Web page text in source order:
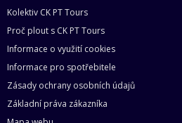
Kolektiv CK PT Tours
Proč plout s CK PT Tours
Informace o využití cookies
Informace pro spotřebitele
Zásady ochrany osobních údajů
Základní práva zákazníka